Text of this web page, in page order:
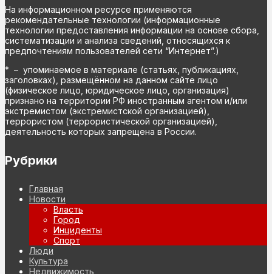
На информационном ресурсе применяются
рекомендательные технологии (информационные
технологии предоставления информации на основе сбора,
систематизации и анализа сведений, относящихся к
предпочтениям пользователей сети “Интернет”.)
* – упоминаемое в материале (статьях, публикациях,
заголовках), размещённом на данном сайте лицо
(физическое лицо, юридическое лицо, организация)
признано на территории РФ иностранным агентом и/или
экстремистом (экстремистской организацией),
террористом (террористической организацией),
деятельность которых запрещена в России.
Рубрики
Главная
Новости
Власть
Город
Инциденты
Спорт
Люди
Культура
Недвижимость